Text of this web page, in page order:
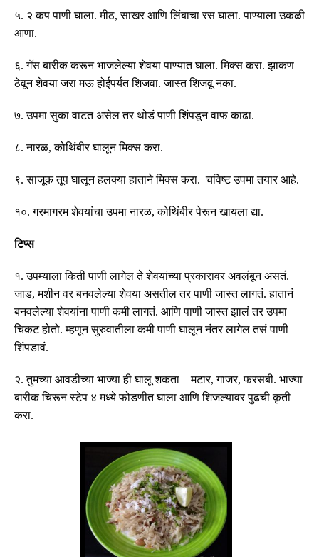
५. २ कप पाणी घाला.मीठ,साखर आणि लिंबाचा रस घाला.पाण्याला उकळी
आणा.
६.गॅस बारीक करून भाजलेल्या शेवया पाण्यात घाला.मिक्स करा.झाकण
ठेवून शेवया जरा मऊ होईपर्यंत शिजवा.जास्त शिजवू नका.
७.उपमा सुका वाटत असेल तर थोडं पाणी शिंपडून वाफ काढा.
८.नारळ,कोथिंबीर घालून मिक्स करा.
९.साजूक तूप घालून हलक्या हाताने मिक्स करा.चविष्ट उपमा तयार आहे.
१०.गरमागरम शेवयांचा उपमा नारळ,कोथिंबीर पेरून खायला द्या.
टिप्स
१.उपम्याला किती पाणी लागेल ते शेवयांच्या प्रकारावर अवलंबून असतं.
जाड,मशीन वर बनवलेल्या शेवया असतील तर पाणी जास्त लागतं.हातानं
बनवलेल्या शेवयांना पाणी कमी लागतं. आणि पाणी जास्त झालं तर उपमा
चिकट होतो.म्हणून सुरुवातीला कमी पाणी घालून नंतर लागेल तसं पाणी
शिंपडावं.
२.तुमच्या आवडीच्या भाज्या ही घालू शकता –मटार,गाजर,फरसबी. भाज्या
बारीक चिरून स्टेप ४ मध्ये फोडणीत घाला आणि शिजल्यावर पुढची कृती
करा.